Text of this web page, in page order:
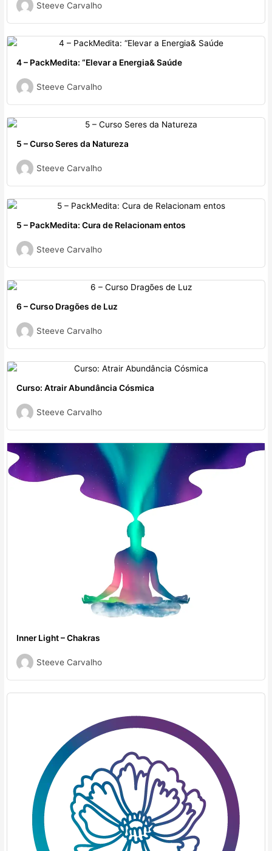
Steeve Carvalho
4 – PackMedita: “Elevar a Energia& Saúde
Steeve Carvalho
5 – Curso Seres da Natureza
Steeve Carvalho
5 – PackMedita: Cura de Relacionam entos
Steeve Carvalho
6 – Curso Dragões de Luz
Steeve Carvalho
Curso: Atrair Abundância Cósmica
Steeve Carvalho
Inner Light – Chakras
Steeve Carvalho